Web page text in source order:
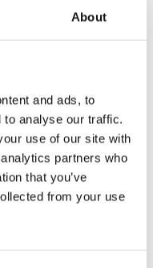
About
and ads, to
to analyse our traffic.
use of our site with
partners who
that you’ve
from your use